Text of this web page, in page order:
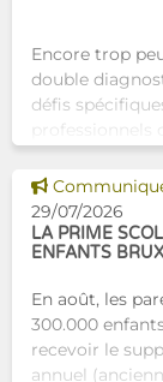
Encore trop
double
défis
professionnels
Tam-Tam
concrète avec
dest
Voir cette
29/07/2026
LA PRIME
ENFANTS
En août, les
300.000
recevoir le
annuel